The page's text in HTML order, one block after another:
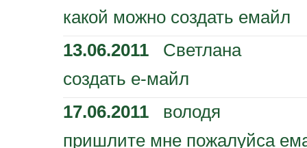
какой можно создать емайл
13.06.2011 Светлана
создать е-майл
17.06.2011 володя
пришлите мне пожалуйса